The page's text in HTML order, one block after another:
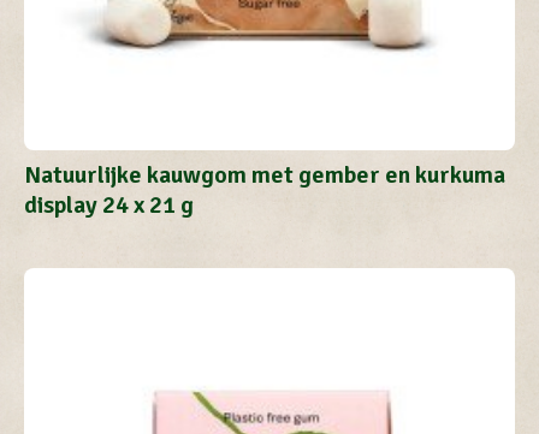
Natuurlijke kauwgom met gember en kurkuma
display 24 x 21 g